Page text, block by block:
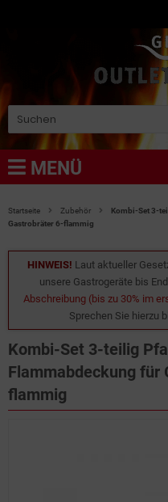
MENÜ
Startseite Zubehör
Kombi-Set 3-
Gastrobräter 6-flammig
HINWEIS! Laut aktueller
unsere Gastrogeräte bis
Abschreibung (bis zu 30% im
Sprechen Sie hierzu
Kombi-Set 3-teilig
Flammabdeckung für
flammig